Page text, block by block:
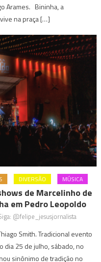
Arames. Bininha, a
na praça […]
DIVERSÃO MÚSICA
de Marcelinho de
em Pedro Leopoldo
@felipe_jesusjornalista
Smith. Tradicional evento
dia 25 de julho, sábado, no
sinônimo de tradição no